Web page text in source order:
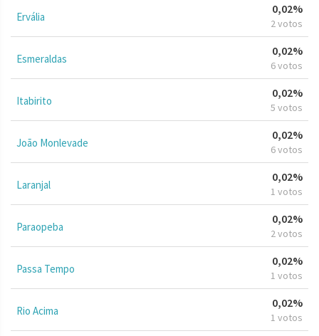
Ervália
0,02%
2 votos
Esmeraldas
0,02%
6 votos
Itabirito
0,02%
5 votos
João Monlevade
0,02%
6 votos
Laranjal
0,02%
1 votos
Paraopeba
0,02%
2 votos
Passa Tempo
0,02%
1 votos
Rio Acima
0,02%
1 votos